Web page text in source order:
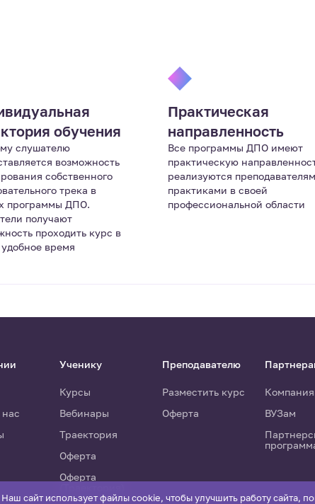
обучения
слушателю
возможность
собственного
трека в
программы ДПО.
получают
проходить курс в
время
Практическая
направленность
Все программы ДПО имеют
практическую
реализуются
практиками в своей
профессиональной области
нас
Ученику
Курсы
Вебинары
Траектория
Оферта
Оферта
Преподавателю
Разместить курс
Оферта
ВУЗам
Наш сайт использует файлы cookie, чтобы улучшить работу сайта,